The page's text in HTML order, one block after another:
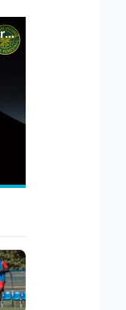
Etna, esplosioni e colate ad alta quota. L'aeroporto di Catania verso la normalità